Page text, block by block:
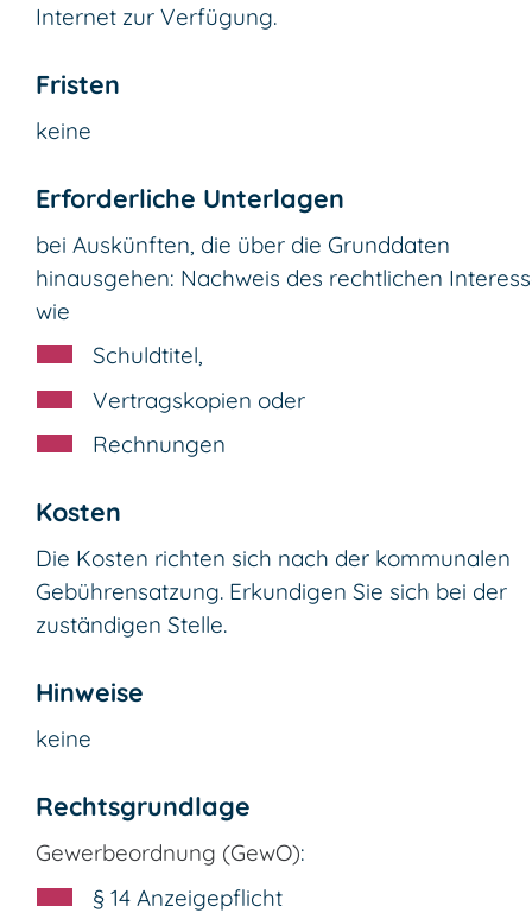
Internet zur Verfügung.
Fristen
keine
Erforderliche Unterlagen
bei Auskünften, die über die Grunddaten
hinausgehen: Nachweis des rechtlichen
wie
Schuldtitel,
Vertragskopien oder
Rechnungen
Kosten
Die Kosten richten sich nach der kommunalen
Gebührensatzung. Erkundigen Sie sich bei der
zuständigen Stelle.
Hinweise
keine
Rechtsgrundlage
Gewerbeordnung (GewO):
§ 14 Anzeigepflicht